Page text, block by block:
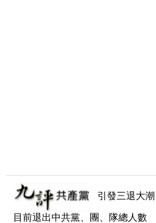
引發三退大潮
目前退出中共黨、團、隊總人數